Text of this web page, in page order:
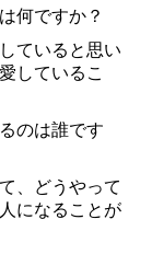
何ですか？
ていると思い
しているこ
のは誰です
、どうやって
になることが